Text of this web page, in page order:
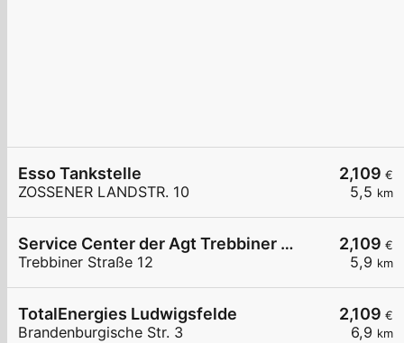
2,109 €
5,5 km
Esso Tankstelle
ZOSSENER LANDSTR. 10
2,109 €
5,9 km
Service Center der Agt Trebbiner Straße 12
Trebbiner Straße 12
2,109 €
6,9 km
TotalEnergies Ludwigsfelde
Brandenburgische Str. 3